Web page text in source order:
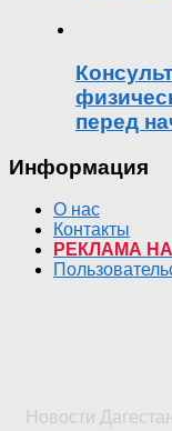
перед
Информация
О нас
Контакты
РЕКЛАМА
Новости